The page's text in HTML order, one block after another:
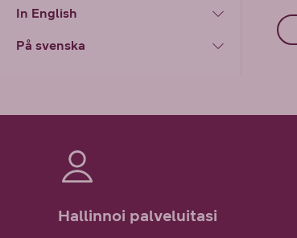
In English
På svenska
Hallinnoi palveluitasi